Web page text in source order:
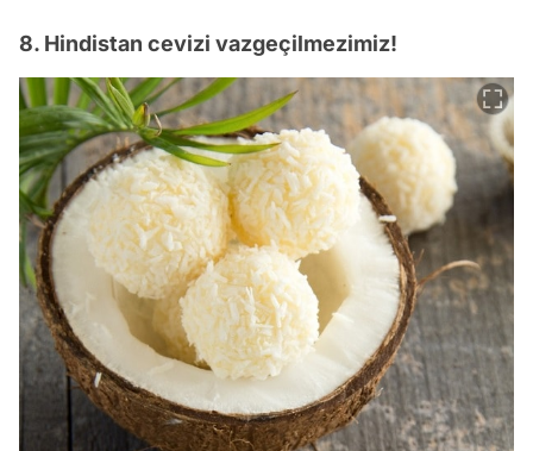
8. Hindistan cevizi vazgeçilmezimiz!